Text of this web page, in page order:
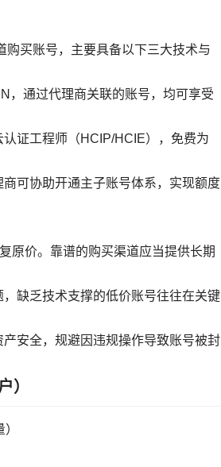
购买账号，主要具备以下三大技术与
，通过代理商关联的账号，均可享受
证工程师（HCIP/HCIE），免费为
可协助开通主子账号体系，实现额度
原价。靠谱的购买渠道应当提供长期
缺乏技术支撑的低价账号往往在关键
安全，规避因违规操作导致账号被封
）